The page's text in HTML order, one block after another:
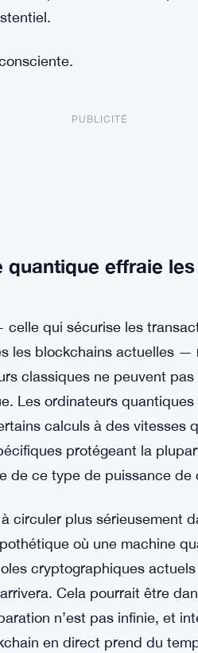
PUBLICITÉ
quantique effraie
les blockchains actuelles
classiques ne peuvent pas
Les ordinateurs
calculs à des vitesses
protégeant la
de ce type de puissance de